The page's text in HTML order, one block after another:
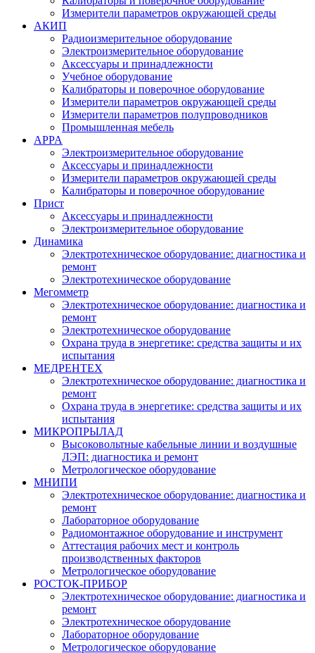
Измерители параметров окружающей среды
АКИП
Радиоизмерительное оборудование
Электроизмерительное оборудование
Аксессуары и принадлежности
Учебное оборудование
Калибраторы и поверочное оборудование
Измерители параметров окружающей среды
Измерители параметров полупроводников
Промышленная мебель
APPA
Электроизмерительное оборудование
Аксессуары и принадлежности
Измерители параметров окружающей среды
Калибраторы и поверочное оборудование
Прист
Аксессуары и принадлежности
Электроизмерительное оборудование
Динамика
Электротехническое оборудование: диагностика и
ремонт
Электротехническое оборудование
Мегомметр
Электротехническое оборудование: диагностика и
ремонт
Электротехническое оборудование
Охрана труда в энергетике: средства защиты и их
испытания
МЕДРЕНТЕХ
Электротехническое оборудование: диагностика и
ремонт
Охрана труда в энергетике: средства защиты и их
испытания
МИКРОПРЫЛАД
Высоковольтные кабельные линии и воздушные
ЛЭП: диагностика и ремонт
Метрологическое оборудование
МНИПИ
Электротехническое оборудование: диагностика и
ремонт
Лабораторное оборудование
Радиомонтажное оборудование и инструмент
Аттестация рабочих мест и контроль
производственных факторов
Метрологическое оборудование
РОСТОК-ПРИБОР
Электротехническое оборудование: диагностика и
ремонт
Электротехническое оборудование
Лабораторное оборудование
Метрологическое оборудование